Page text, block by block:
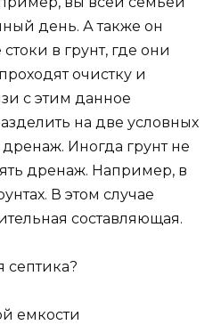
день. А также он
в грунт, где они
очистку и
с этим данное
на две условных
Иногда грунт не
дренаж. Например, в
В этом случае
составляющая.
септика?
емкости